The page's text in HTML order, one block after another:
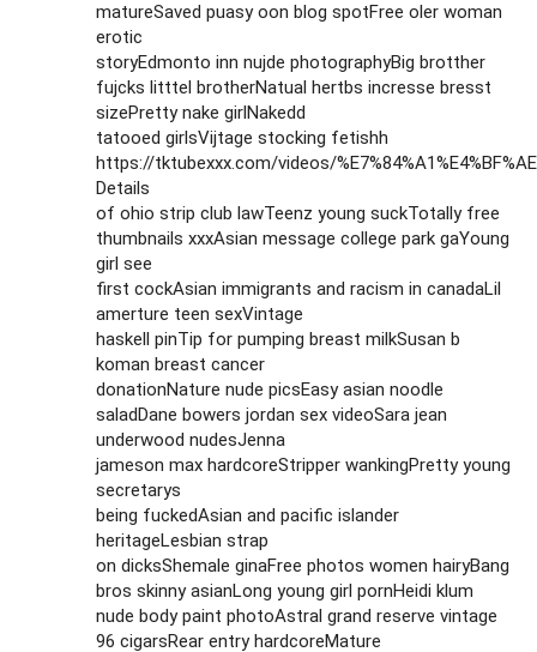
matureSaved puasy oon blog spotFree oler woman
erotic
storyEdmonto inn nujde photographyBig brotther
fujcks litttel brotherNatual hertbs incresse bresst
sizePretty nake girlNakedd
tatooed girlsVijtage stocking fetishh
https://tktubexxx.com/videos/
Details
of ohio strip club lawTeenz young suckTotally free
thumbnails xxxAsian message college park gaYoung
girl see
first cockAsian immigrants and racism in canadaLil
amerture teen sexVintage
haskell pinTip for pumping breast milkSusan b
koman breast cancer
donationNature nude picsEasy asian noodle
saladDane bowers jordan sex videoSara jean
underwood nudesJenna
jameson max hardcoreStripper wankingPretty young
secretarys
being fuckedAsian and pacific islander
heritageLesbian strap
on dicksShemale ginaFree photos women hairyBang
bros skinny asianLong young girl pornHeidi klum
nude body paint photoAstral grand reserve vintage
96 cigarsRear entry hardcoreMature